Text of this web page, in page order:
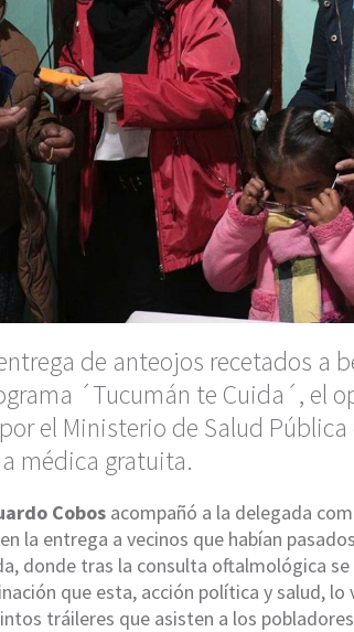
de anteojos recetados a
´Tucumán te Cuida´, el
el Ministerio de Salud
médica gratuita.
Cobos acompañó a la delegada
la entrega a vecinos que habían
donde tras la consulta oftalmológica
que esta, acción política y salud,
tráileres que asisten a los